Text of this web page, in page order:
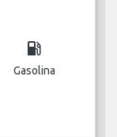
local_gas_station
Gasolina